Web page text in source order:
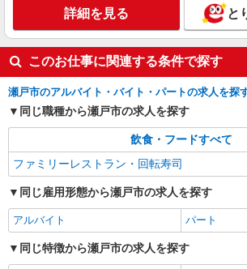
詳細を見る と
このお仕事に関連する条件で探す
瀬戸市のアルバイト・バイト・パートの求人を探
同じ職種から瀬戸市の求人を探す
飲食・フードすべて
ファミリーレストラン・回転寿司
同じ雇用形態から瀬戸市の求人を探す
アルバイト パート
同じ特徴から瀬戸市の求人を探す